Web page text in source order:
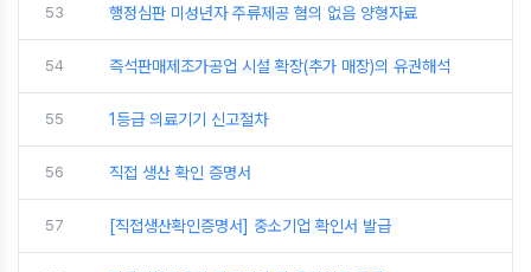
53 행정심판 미성년자 주류제공 혐의 없음 양형자료
54 즉석판매제조가공업 시설 확장(추가 매장)의 유권해석
55 1등급 의료기기 신고절차
56 직접 생산 확인 증명서
57 [직접생산확인증명서] 중소기업 확인서 발급